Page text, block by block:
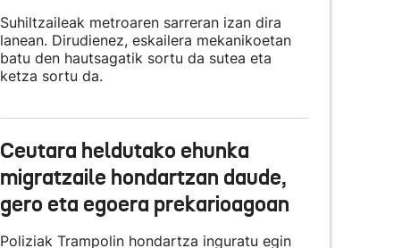
Suhiltzaileak metroaren sarreran izan dira
lanean. Dirudienez, eskailera mekanikoetan
batu den hautsagatik sortu da sutea eta
ketza sortu da.
Ceutara heldutako ehunka
migratzaile hondartzan daude,
gero eta egoera prekarioagoan
Poliziak Trampolin hondartza inguratu egin